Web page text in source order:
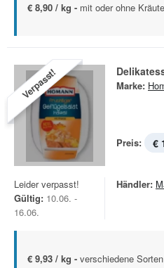
€ 8,90 / kg - mit oder ohne
Verpasst! Marke:
Preis: €
Leider verpasst!
Gültig: 10.06. -
16.06.
Händler:
€ 9,93 / kg - verschiedene